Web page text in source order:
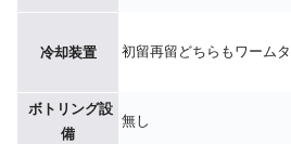
冷却装置 初留再留どちらもワーム
ボトリング設
備
無し